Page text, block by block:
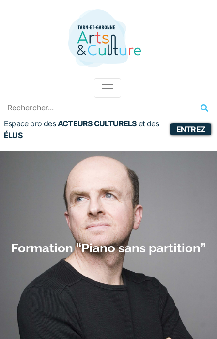
Espace pro desACTEURS CULTURELS etdes
ÉLUS
ENTREZ
Formation “Piano sans partition”